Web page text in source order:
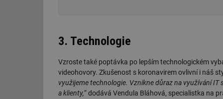
3. Technologie
Vzroste také poptávka po lepším technologickém
videohovory. Zkušenost s koronavirem ovlivní i náš
využijeme technologie. Vznikne důraz na využívání
a klienty,“ dodává Vendula Bláhová, specialistka na
id
id